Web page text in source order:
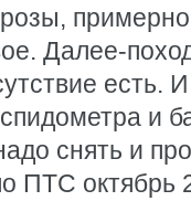
Далее-
есть.
и
снять и
ПТС октябрь